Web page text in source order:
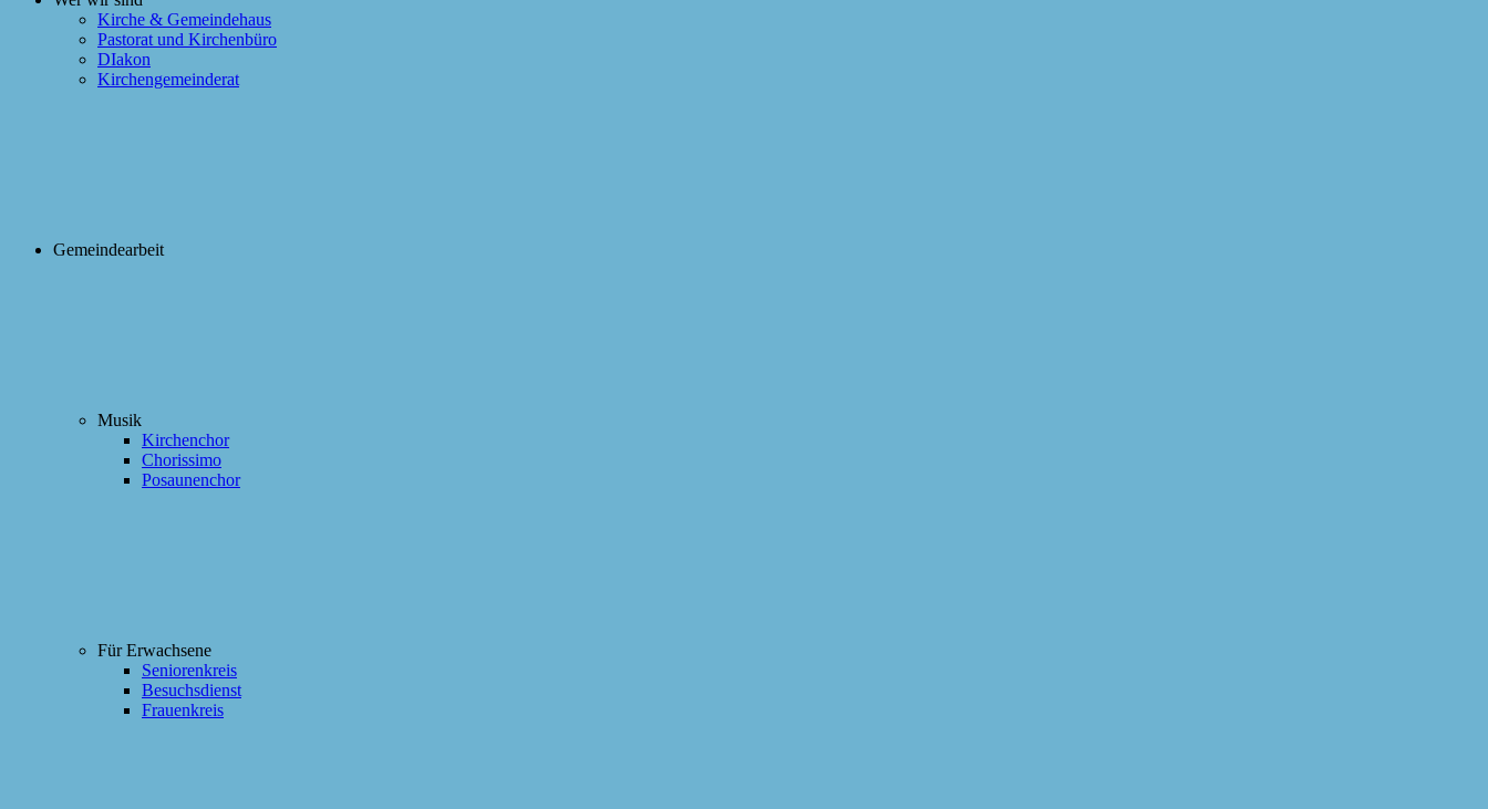
Kirche & Gemeindehaus
Pastorat und Kirchenbüro
DIakon
Kirchengemeinderat
Gemeindearbeit
Musik
Kirchenchor
Chorissimo
Posaunenchor
Für Erwachsene
Seniorenkreis
Besuchsdienst
Frauenkreis